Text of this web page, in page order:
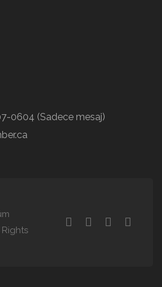
0604 (Sadece mesaj)
Rights